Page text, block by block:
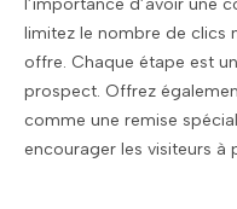
l’importance d’avoir une
limitez le nombre de clics
offre. Chaque étape est
prospect. Offrez
comme une remise
encourager les visiteurs à